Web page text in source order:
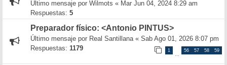
Último mensaje por Wilmots « Mar Jun 04, 2024 8:29 am
Respuestas: 5
Preparador físico: <Antonio PINTUS>
Último mensaje por Real Santillana« Sab Ago 01, 2026 8:07 pm
Respuestas: 1179 1
…
56 57 58 59